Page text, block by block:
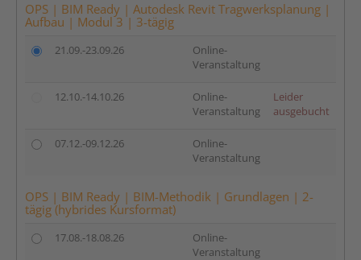
OPS | BIM Ready | Autodesk Revit Tragwerksplanung |
Aufbau | Modul 3 | 3-tägig
21.09.-23.09.26
Online-
Veranstaltung
12.10.-14.10.26
Online-
Veranstaltung
Leider
ausgebucht
07.12.-09.12.26
Online-
Veranstaltung
OPS | BIM Ready | BIM-Methodik | Grundlagen | 2-
tägig (hybrides Kursformat)
17.08.-18.08.26
Online-
Veranstaltung